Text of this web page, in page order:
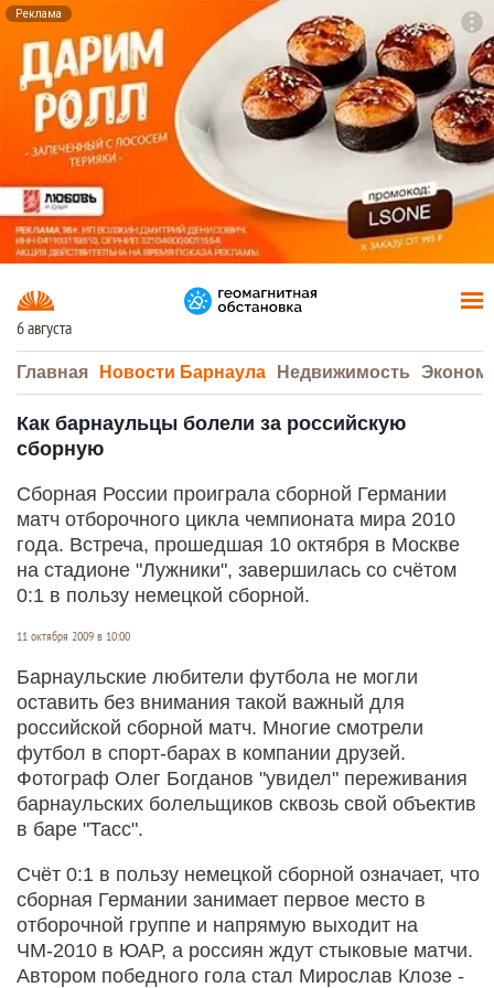
Реклама
6 августа
Главная Новости Барнаула Недвижимость
Как барнаульцы болели за российскую
сборную
Сборная России проиграла сборной Германии
матч отборочного цикла чемпионата мира 2010
года. Встреча, прошедшая 10 октября в Москве
на стадионе "Лужники", завершилась со счётом
0:1 в пользу немецкой сборной.
11 октября 2009 в 10:00
Барнаульские любители футбола не могли
оставить без внимания такой важный для
российской сборной матч. Многие смотрели
футбол в спорт-барах в компании друзей.
Фотограф Олег Богданов "увидел" переживания
барнаульских болельщиков сквозь свой объектив
в баре "Тасс".
Счёт 0:1 в пользу немецкой сборной означает, что
сборная Германии занимает первое место в
отборочной группе и напрямую выходит на
ЧМ-2010 в ЮАР, а россиян ждут стыковые матчи.
Автором победного гола стал Мирослав Клозе -